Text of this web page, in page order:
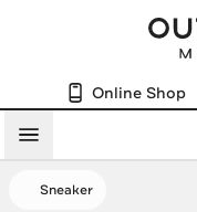
Online Shop
Menü
Sneaker